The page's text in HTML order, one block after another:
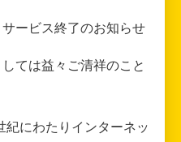
ービス終了のお知らせ
ては益々ご清祥のこと
にわたりインターネッ